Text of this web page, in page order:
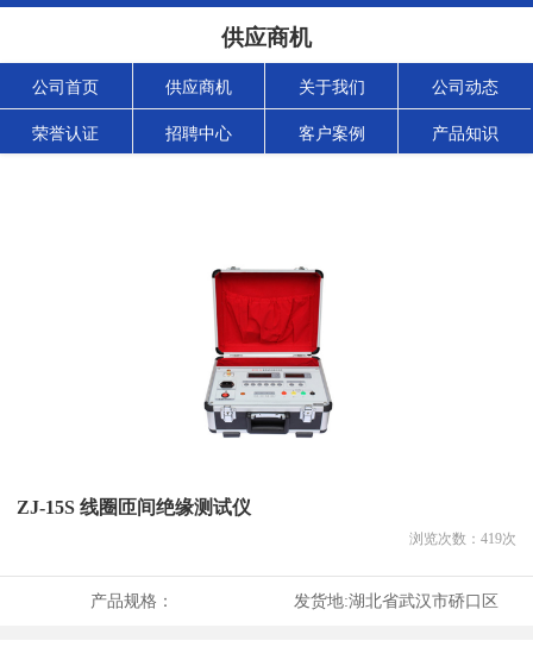
供应商机
公司首页 供应商机 关于我们 公司动态
荣誉认证 招聘中心 客户案例 产品知识
ZJ-15S 线圈匝间绝缘测试仪
浏览次数： 419次
产品规格： 发货地:湖北省武汉市硚口区